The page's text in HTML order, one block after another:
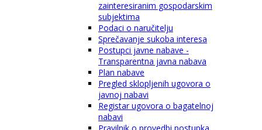
zainteresiranim gospodarskim
subjektima
Podaci o naručitelju
Sprečavanje sukoba interesa
Postupci javne nabave -
Transparentna javna nabava
Plan nabave
Pregled sklopljenih ugovora o
javnoj nabavi
Registar ugovora o bagatelnoj
nabavi